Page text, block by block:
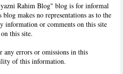
Rahim Blog" blog is for informal
makes no representations as to the
information or comments on this site
this site.
errors or omissions in this
of this information.